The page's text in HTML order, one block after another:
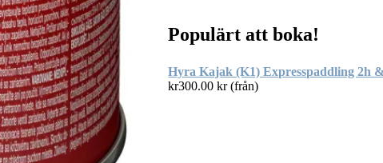
Populärt att boka!
Hyra Kajak (K1) Expresspaddling 2h
kr300.00 kr (från)